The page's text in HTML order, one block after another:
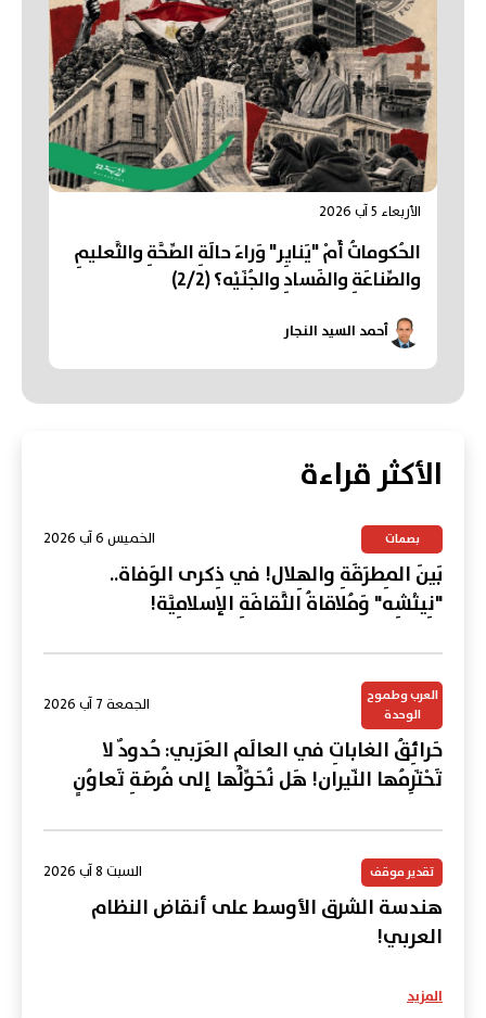
الأربعاء 5 آب 2026
الحُكوماتُ أَمْ "يَنايِر" وَراءَ حالَةِ الصِّحَّةِ والتَّعليمِ
والصِّناعَةِ والفَسادِ والجُنَيْه؟ (2/2)
أحمد السيد النجار
الأكثر قراءة
بصمات الخميس 6 آب 2026
بَينَ المِطرَقَةِ والهِلال! في ذِكرى الوَفاة..
"نِيتْشِه" وَمُلاقاةُ الثَّقافَةِ الإسلامِيَّة!
العرب وطموح
الوحدة
الجمعة 7 آب 2026
حَرائِقُ الغاباتِ في العالَمِ العَرَبي: حُدودٌ لا
تَحْتَرِمُها النّيران! هَل نُحَوِّلُها إلى فُرصَةِ تَعاوُنٍ
تقدير موقف السبت 8 آب 2026
هندسة الشرق الأوسط على أنقاض النظام
العربي!
المزيد